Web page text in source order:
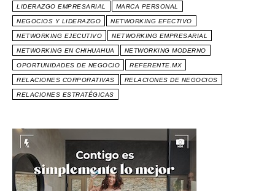
LIDERAZGO EMPRESARIAL MARCA PERSONAL
NEGOCIOS Y LIDERAZGO NETWORKING EFECTIVO
NETWORKING EJECUTIVO NETWORKING EMPRESARIAL
NETWORKING EN CHIHUAHUA NETWORKING MODERNO
OPORTUNIDADES DE NEGOCIO REFERENTE.MX
RELACIONES CORPORATIVAS RELACIONES DE NEGOCIOS
RELACIONES ESTRATÉGICAS